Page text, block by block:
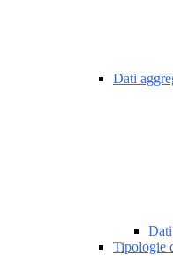
Dati
Tipologie